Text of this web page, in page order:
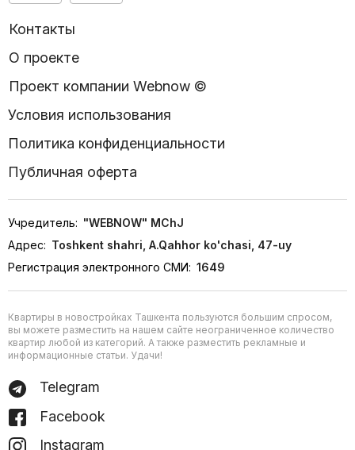
Контакты
О проекте
Проект компании Webnow ©
Условия использования
Политика конфиденциальности
Публичная оферта
Учредитель: "WEBNOW" MChJ
Адрес: Toshkent shahri, A.Qahhor ko'chasi, 47-uy
Регистрация электронного СМИ: 1649
Квартиры в новостройках Ташкента пользуются большим спросом,
вы можете разместить на нашем сайте неограниченное количество
квартир любой из категорий. А также разместить рекламные и
информационные статьи. Удачи!
Telegram
Facebook
Instagram